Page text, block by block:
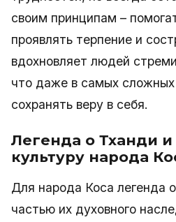
своим принципам –
проявлять терпение и
вдохновляет людей
что даже в самых
сохранять веру в себя.
Легенда о Тханди
культуру народа
Для народа Коса легенда
частью их духовного